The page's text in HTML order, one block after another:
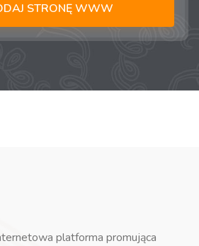
STRONĘ WWW
platforma promująca